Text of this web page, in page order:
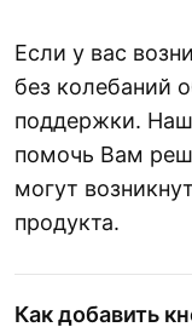
Если у вас
без колебаний
поддержки.
помочь Вам
могут
продукта.
Как добавить